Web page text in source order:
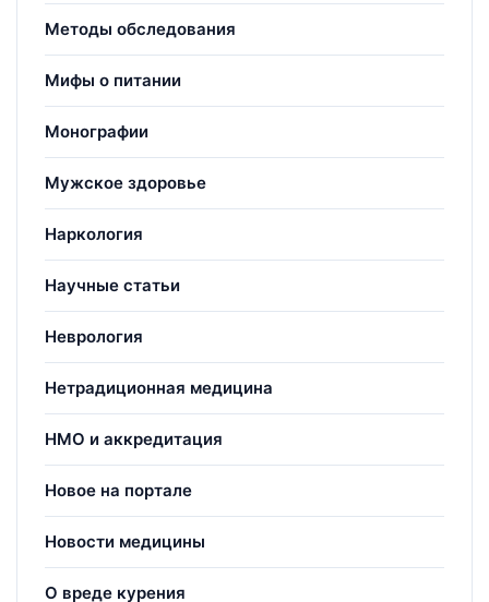
Методы обследования
Мифы о питании
Монографии
Мужское здоровье
Наркология
Научные статьи
Неврология
Нетрадиционная медицина
НМО и аккредитация
Новое на портале
Новости медицины
О вреде курения